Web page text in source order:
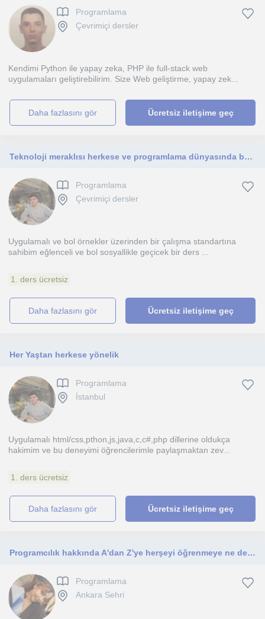
Programlama
Çevrimiçi dersler
Kendimi Python ile yapay zeka, PHP ile full-stack web
uygulamaları geliştirebilirim. Size Web geliştirme, yapay zek...
daha fazlasını gör Ücretsiz iletişime geç
Teknoloji meraklısı herkese ve programlama dünyasında belirli adım atıcak olanlara
Programlama
Çevrimiçi dersler
Uygulamalı ve bol örnekler üzerinden bir çalışma standartına
sahibim eğlenceli ve bol sosyallikle geçicek bir ders ...
1. ders ücretsiz
daha fazlasını gör Ücretsiz iletişime geç
Her Yaştan herkese yönelik
Programlama
İstanbul
Uygulamalı html/css,pthon,js,java,c,c#,php dillerine oldukça
hakimim ve bu deneyimi öğrencilerimle paylaşmaktan zev...
1. ders ücretsiz
daha fazlasını gör Ücretsiz iletişime geç
Programcılık hakkında A'dan Z'ye herşeyi öğrenmeye ne dersiniz?
Programlama
Ankara Sehri